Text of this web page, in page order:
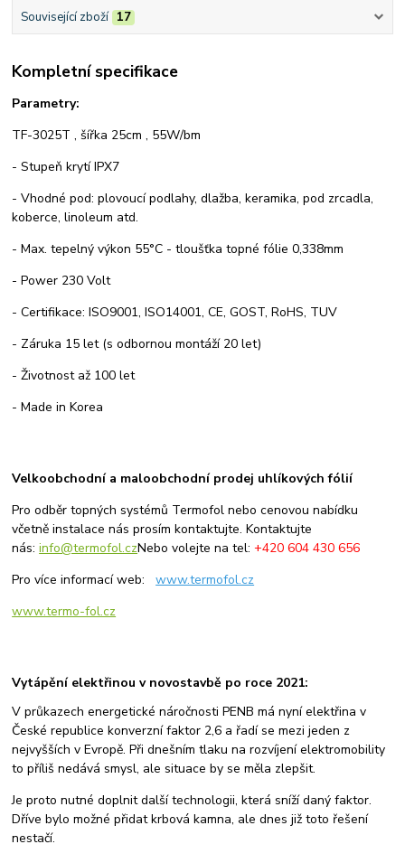
Související zboží 17
Kompletní specifikace
Parametry:
TF-3025T , šířka 25cm , 55W/bm
- Stupeň krytí IPX7
- Vhodné pod: plovoucí podlahy, dlažba, keramika, pod zrcadla,
koberce, linoleum atd.
- Max. tepelný výkon 55°C - tloušťka topné fólie 0,338mm
- Power 230 Volt
- Certifikace: ISO9001, ISO14001, CE, GOST, RoHS, TUV
- Záruka 15 let (s odbornou montáží 20 let)
- Životnost až 100 let
- Made in Korea
Velkoobchodní a maloobchodní prodej uhlíkových fólií
Pro odběr topných systémů Termofol nebo cenovou nabídku
včetně instalace nás prosím kontaktujte.Kontaktujte
nás:info@termofol.czNebo volejte na tel: +420 604 430 656
Pro více informací web:
www.termofol.cz
www.termo-fol.cz
Vytápění elektřinou v novostavbě po roce 2021:
V průkazech energetické náročnosti PENB má nyní elektřina v
České republice konverzní faktor 2,6 a řadí se mezi jeden z
nejvyšších v Evropě. Při dnešním tlaku na rozvíjení elektromobility
to příliš nedává smysl, ale situace by se měla zlepšit.
Je proto nutné doplnit další technologii, která sníží daný faktor.
Dříve bylo možné přidat krbová kamna, ale dnes již toto řešení
nestačí.